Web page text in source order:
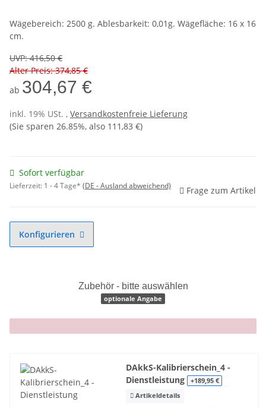
Wägebereich: 2500 g. Ablesbarkeit: 0,01g. Wägefläche: 16 x 16
cm.
UVP:416,50 €
Alter Preis: 374,85 €
ab 304,67 €
inkl. 19% USt. , Versandkostenfreie Lieferung
(Sie sparen 26.85%, also 111,83 €)
Sofort verfügbar
Lieferzeit: 1 - 4 Tage* (DE - Ausland abweichend) Frage zum Artikel
Konfigurieren
Zubehör - bitte auswählen
optionale Angabe
x
DAkkS-Kalibrierschein_4 -
Dienstleistung +189,95 €
Artikeldetails